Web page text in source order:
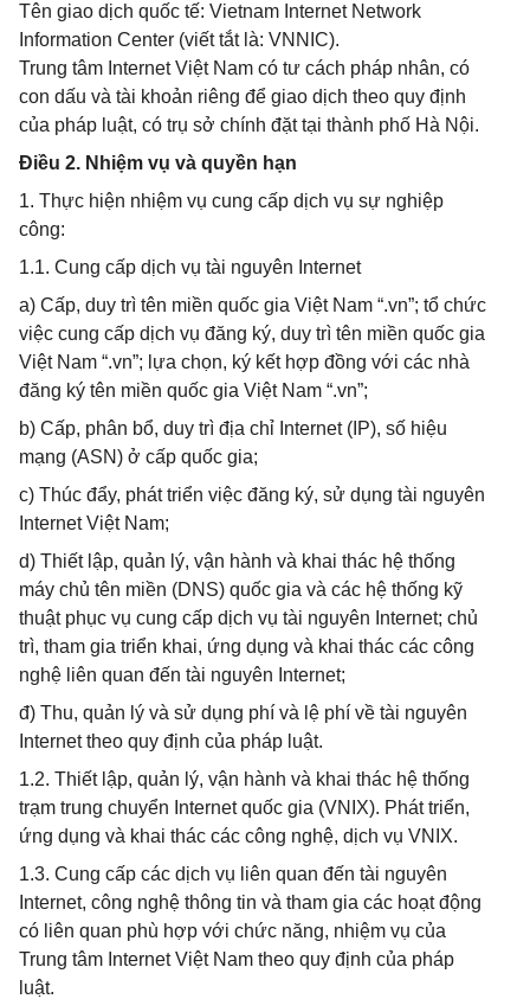
Tên giao dịch quốc tế: Vietnam Internet Network
Information Center (viết tắt là: VNNIC).
Trung tâm Internet Việt Nam có tư cách pháp nhân, có
con dấu và tài khoản riêng để giao dịch theo quy định
của pháp luật, có trụ sở chính đặt tại thành phố Hà Nội.
Điều 2. Nhiệm vụ và quyền hạn
1. Thực hiện nhiệm vụ cung cấp dịch vụ sự nghiệp
công:
1.1. Cung cấp dịch vụ tài nguyên Internet
a) Cấp, duy trì tên miền quốc gia Việt Nam “.vn”; tổ chức
việc cung cấp dịch vụ đăng ký, duy trì tên miền quốc gia
Việt Nam “.vn”; lựa chọn, ký kết hợp đồng với các nhà
đăng ký tên miền quốc gia Việt Nam “.vn”;
b) Cấp, phân bổ, duy trì địa chỉ Internet (IP), số hiệu
mạng (ASN) ở cấp quốc gia;
c) Thúc đẩy, phát triển việc đăng ký, sử dụng tài nguyên
Internet Việt Nam;
d) Thiết lập, quản lý, vận hành và khai thác hệ thống
máy chủ tên miền (DNS) quốc gia và các hệ thống kỹ
thuật phục vụ cung cấp dịch vụ tài nguyên Internet; chủ
trì, tham gia triển khai, ứng dụng và khai thác các công
nghệ liên quan đến tài nguyên Internet;
đ) Thu, quản lý và sử dụng phí và lệ phí về tài nguyên
Internet theo quy định của pháp luật.
1.2. Thiết lập, quản lý, vận hành và khai thác hệ thống
trạm trung chuyển Internet quốc gia (VNIX). Phát triển,
ứng dụng và khai thác các công nghệ, dịch vụ VNIX.
1.3. Cung cấp các dịch vụ liên quan đến tài nguyên
Internet, công nghệ thông tin và tham gia các hoạt động
có liên quan phù hợp với chức năng, nhiệm vụ của
Trung tâm Internet Việt Nam theo quy định của pháp
luật.